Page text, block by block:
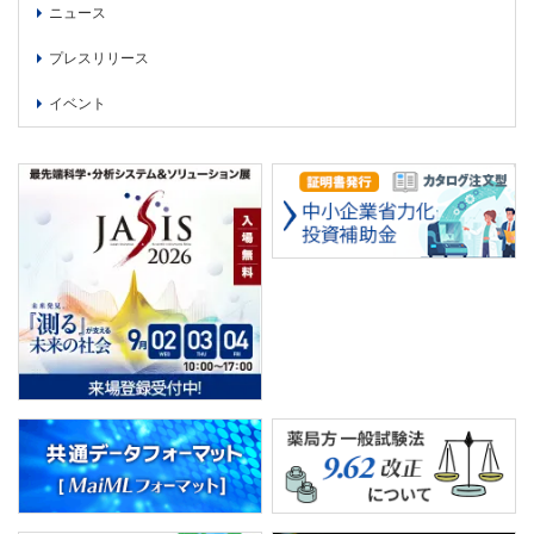
委員会活動
協力企業との適正取引の推進
入会のご案内
入会金・会費規程
ニュース＆イベント
プレスリリース
イベント
ライフサイエンス
イメージング
材料
X線・放射光
PICK UP CONTENTS
ニュース
プレスリリース
イベント